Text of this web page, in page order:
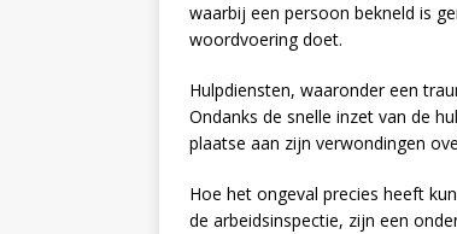
waarbij een persoon bekneld is
woordvoering doet.
Hulpdiensten, waaronder een
Ondanks de snelle inzet van de
plaatse aan zijn verwondingen
Hoe het ongeval precies heeft
de arbeidsinspectie, zijn een